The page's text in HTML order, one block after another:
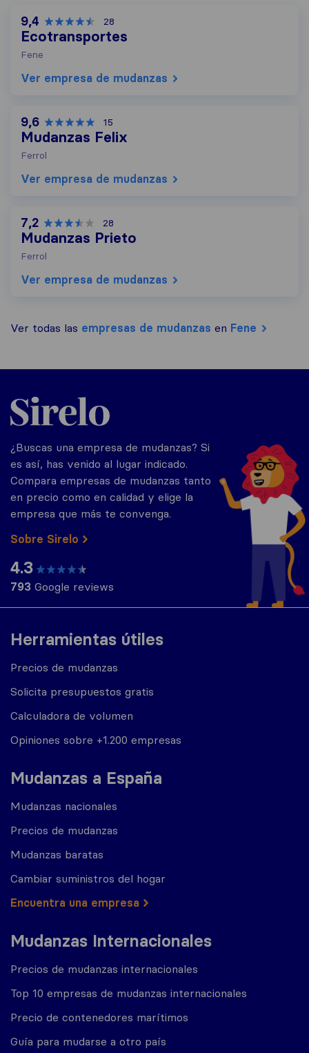
9,4 28
Ecotransportes
Fene
Ver empresa de mudanzas
9,6 15
Mudanzas Felix
Ferrol
Ver empresa de mudanzas
7,2 28
Mudanzas Prieto
Ferrol
Ver empresa de mudanzas
Ver todas las empresas de mudanzas en Fene
Herramientas útiles
Precios de mudanzas
Solicita presupuestos gratis
Calculadora de volumen
Opiniones sobre +1.200 empresas
Mudanzas a España
Mudanzas nacionales
Precios de mudanzas
Mudanzas baratas
Cambiar suministros del hogar
Encuentra una empresa
Mudanzas Internacionales
Precios de mudanzas internacionales
Top 10 empresas de mudanzas internacionales
Precio de contenedores marítimos
Guía para mudarse a otro país
Sirelo.es
¿Buscas una empresa de mudanzas? Si
es así, has venido al lugar indicado.
Compara empresas de mudanzas tanto
en precio como en calidad y elige la
empresa que más te convenga.
Sobre Sirelo
4.3
793 Google reviews